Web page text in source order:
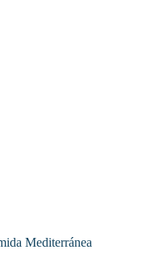
Mediterránea